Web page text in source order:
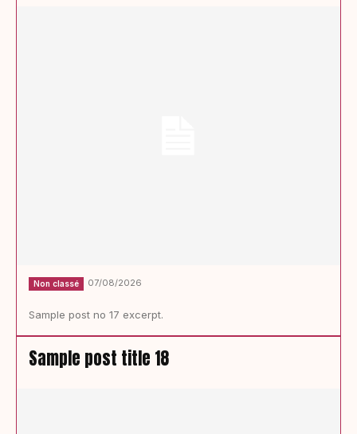
Non classé 07/08/2026
Sample post no 17 excerpt.
Sample post title 18